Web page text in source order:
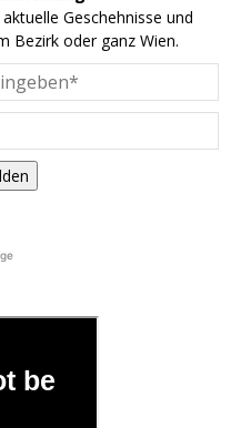
Geschehnisse und
Bezirk oder ganz Wien.